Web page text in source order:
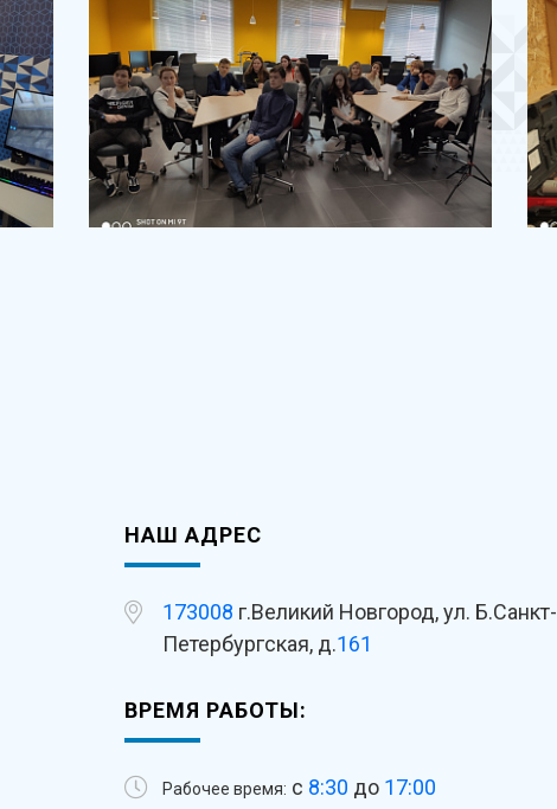
НАШ АДРЕС
173008 г.Великий Новгород, ул. Б.Санкт-
Петербургская, д.161
ВРЕМЯ РАБОТЫ:
Рабочее время: с 8:30 до 17:00